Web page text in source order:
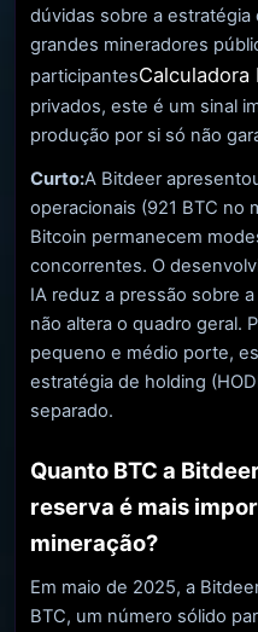
dúvidas sobre a
grandes mineradores
participantesCalculadora
privados, este é um sinal
produção por si só não
Curto:A Bitdeer
operacionais (921 BTC no
Bitcoin permanecem
concorrentes. O
IA reduz a pressão sobre
não altera o quadro geral.
pequeno e médio porte,
estratégia de holding
separado.
Quanto BTC a
reserva é mais
mineração?
Em maio de 2025, a
BTC, um número sólido